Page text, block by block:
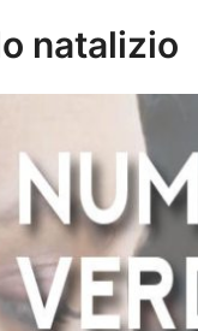
natalizio